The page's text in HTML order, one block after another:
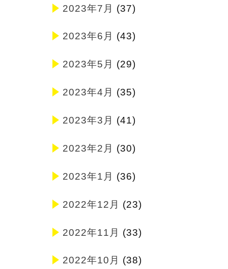
2023年7月 (37)
2023年6月 (43)
2023年5月 (29)
2023年4月 (35)
2023年3月 (41)
2023年2月 (30)
2023年1月 (36)
2022年12月 (23)
2022年11月 (33)
2022年10月 (38)